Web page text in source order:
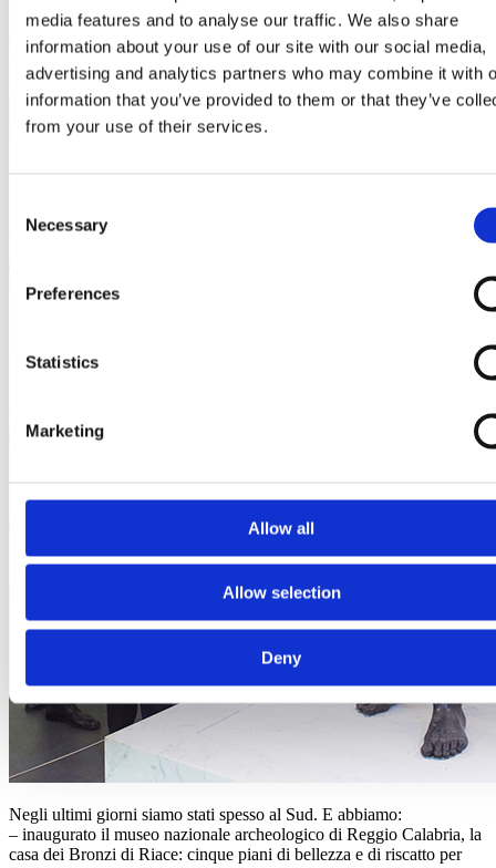
media features and to analyse our traffic. We also share
information about your use of our site with our social media,
advertising and analytics partners who may combine it with
information that you’ve provided to them or that they’ve
from your use of their services.
Selection
Necessary
Preferences
Statistics
Marketing
Allow all
Allow selection
Deny
3) Mezzogiorno di fuoco
Negli ultimi giorni siamo stati spesso al Sud. E abbiamo:
– inaugurato il museo nazionale archeologico di Reggio Calabria, la
casa dei Bronzi di Riace: cinque piani di bellezza e di riscatto per